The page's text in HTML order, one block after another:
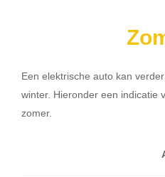
Een elektrische auto kan
winter. Hieronder een indicatie
zomer.